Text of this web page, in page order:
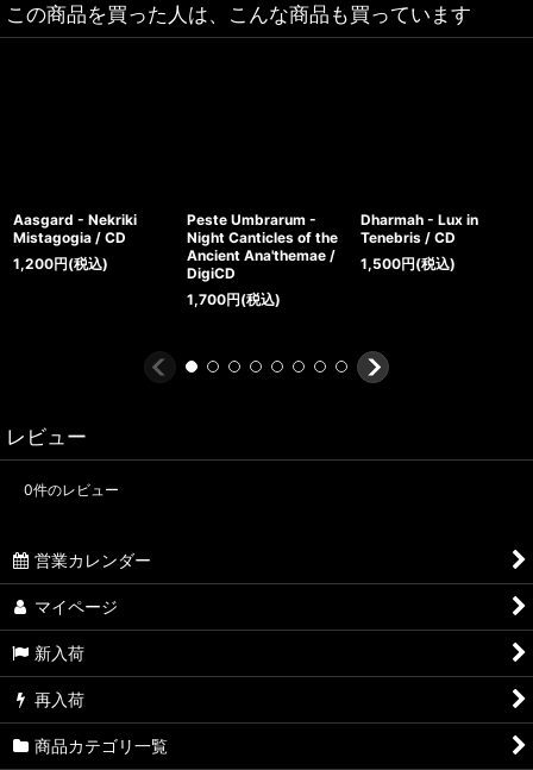
この商品を買った人は、こんな商品も買っています
Aasgard - Nekriki
Mistagogia / CD
1,200円(税込)
Peste Umbrarum -
Night Canticles of the
Ancient Ana'themae /
DigiCD
1,700円(税込)
Dharmah - Lux in
Tenebris / CD
1,500円(税込)
レビュー
0件のレビュー
営業カレンダー
マイページ
新入荷
再入荷
商品カテゴリ一覧